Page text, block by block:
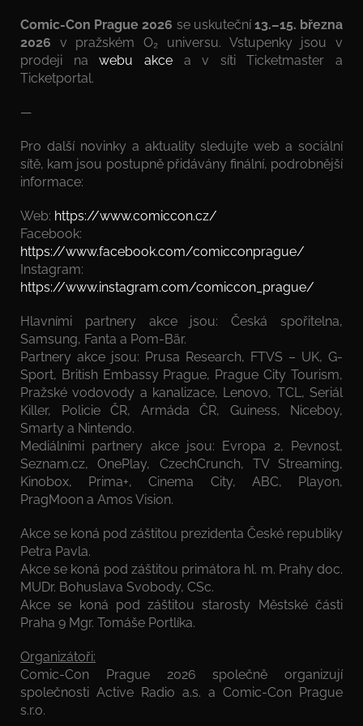
Comic-Con Prague 2026 se uskuteční13.–15. března
2026 v pražském O₂ universu. Vstupenky jsou v
prodeji nawebu akcea v síti Ticketmaster a
Ticketportal.
—
Pro další novinky a aktuality sledujte web a sociální
sítě, kam jsou postupně přidávány finální, podrobnější
informace:
Web: https://www.comiccon.cz/
Facebook:
https://www.facebook.com/comicconprague/
Instagram:
https://www.instagram.com/comiccon_prague/
Hlavními partnery akce jsou: Česká spořitelna,
Samsung, Fanta a Pom-Bär.
Partnery akce jsou: Prusa Research, FTVS – UK, G-
Sport, British Embassy Prague, Prague City Tourism,
Pražské vodovody a kanalizace, Lenovo, TCL, Seriál
Killer, Policie ČR, Armáda ČR, Guiness, Niceboy,
Smarty a Nintendo.
Mediálními partnery akce jsou: Evropa 2, Pevnost,
Seznam.cz, OnePlay, CzechCrunch, TV Streaming,
Kinobox, Prima+, Cinema City, ABC, Playon,
PragMoon a Amos Vision.
Akce se koná pod záštitou prezidenta České republiky
Petra Pavla.
Akce se koná pod záštitou primátora hl. m. Prahy doc.
MUDr. Bohuslava Svobody, CSc.
Akce se koná pod záštitou starosty Městské části
Praha 9 Mgr. Tomáše Portlíka.
Organizátoři:
Comic-Con Prague 2026 společně organizují
společnosti Active Radio a.s. a Comic-Con Prague
s.r.o.